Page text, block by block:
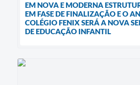
EM NOVA E MODERNA
EM FASE DE FINALIZAÇÃO E O
COLÉGIO FENIX SERÁ A NOVA
DE EDUCAÇÃO INFANTIL